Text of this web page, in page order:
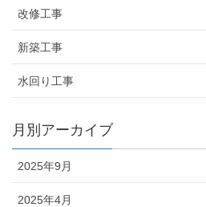
改修工事
新築工事
水回り工事
月別アーカイブ
2025年9月
2025年4月